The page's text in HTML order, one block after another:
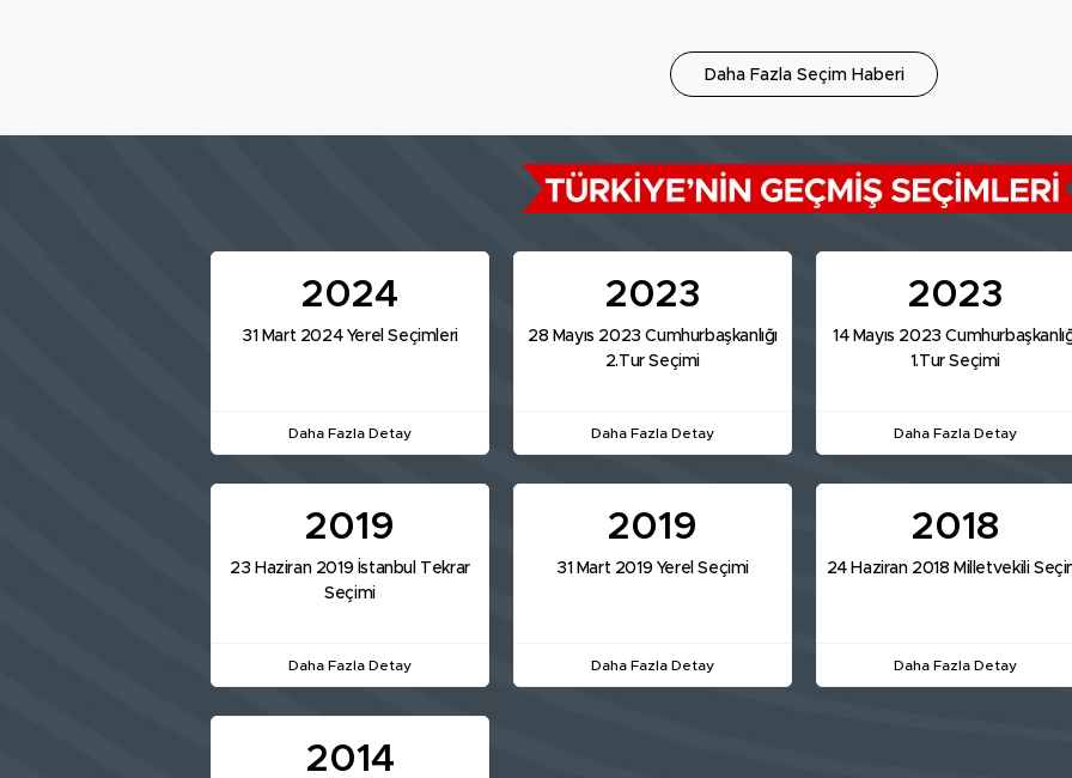
Daha Fazla Seçim Haberi
2024
31 Mart 2024 Yerel Seçimleri
Daha Fazla Detay
2023
28 Mayıs 2023 Cumhurbaşkanlığı
2.Tur Seçimi
Daha Fazla Detay
2023
14 Mayıs 2023
1.Tur Seçimi
Daha Fazla Detay
2019
23 Haziran 2019 İstanbul Tekrar
Seçimi
Daha Fazla Detay
2019
31 Mart 2019 Yerel Seçimi
Daha Fazla Detay
2018
24 Haziran 2018 Milletvekili
Daha Fazla Detay
2014